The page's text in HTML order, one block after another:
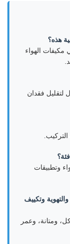
هذه؟
الهواء
لتقليل فقدان
وتطبيقات
وتكييف
ومتانة، وعمر